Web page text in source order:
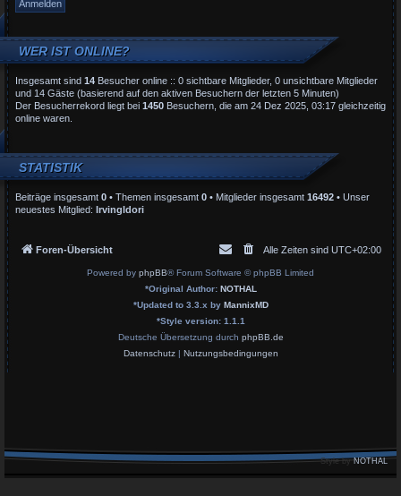
WER IST ONLINE?
Insgesamt sind 14 Besucher online :: 0 sichtbare Mitglieder, 0 unsichtbare Mitglieder
und 14 Gäste (basierend auf den aktiven Besuchern der letzten 5 Minuten)
Der Besucherrekord liegt bei 1450 Besuchern, die am 24 Dez 2025, 03:17 gleichzeitig
online waren.
STATISTIK
Beiträge insgesamt 0 • Themen insgesamt 0 • Mitglieder insgesamt 16492 • Unser
neuestes Mitglied: IrvingIdori
Foren-Übersicht Alle Zeiten sind UTC+02:00
Powered by phpBB® Forum Software © phpBB Limited
*Original Author: NOTHAL
*Updated to 3.3.x by MannixMD
*Style version: 1.1.1
Deutsche Übersetzung durch phpBB.de
Datenschutz| Nutzungsbedingungen
Style byNOTHAL